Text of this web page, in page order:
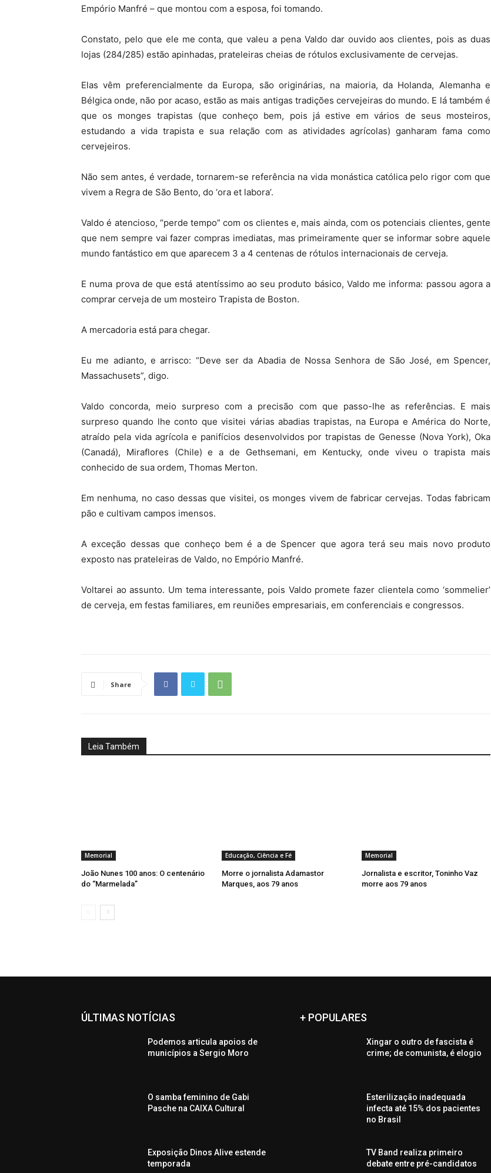
Empório Manfré – que montou com a esposa, foi tomando.
Constato, pelo que ele me conta, que valeu a pena Valdo dar ouvido aos clientes, pois as duas
lojas (284/285) estão apinhadas, prateleiras cheias de rótulos exclusivamente de cervejas.
Elas vêm preferencialmente da Europa, são originárias, na maioria, da Holanda, Alemanha e
Bélgica onde, não por acaso, estão as mais antigas tradições cervejeiras do mundo. E lá também é
que os monges trapistas (que conheço bem, pois já estive em vários de seus mosteiros,
estudando a vida trapista e sua relação com as atividades agrícolas) ganharam fama como
cervejeiros.
Não sem antes, é verdade, tornarem-se referência na vida monástica católica pelo rigor com que
vivem a Regra de São Bento, do ‘ora et labora’.
Valdo é atencioso, “perde tempo” com os clientes e, mais ainda, com os potenciais clientes, gente
que nem sempre vai fazer compras imediatas, mas primeiramente quer se informar sobre aquele
mundo fantástico em que aparecem 3 a 4 centenas de rótulos internacionais de cerveja.
E numa prova de que está atentíssimo ao seu produto básico, Valdo me informa: passou agora a
comprar cerveja de um mosteiro Trapista de Boston.
A mercadoria está para chegar.
Eu me adianto, e arrisco: “Deve ser da Abadia de Nossa Senhora de São José, em Spencer,
Massachusets”, digo.
Valdo concorda, meio surpreso com a precisão com que passo-lhe as referências. E mais
surpreso quando lhe conto que visitei várias abadias trapistas, na Europa e América do Norte,
atraído pela vida agrícola e panifícios desenvolvidos por trapistas de Genesse (Nova York), Oka
(Canadá), Miraflores (Chile) e a de Gethsemani, em Kentucky, onde viveu o trapista mais
conhecido de sua ordem, Thomas Merton.
Em nenhuma, no caso dessas que visitei, os monges vivem de fabricar cervejas. Todas fabricam
pão e cultivam campos imensos.
A exceção dessas que conheço bem é a de Spencer que agora terá seu mais novo produto
exposto nas prateleiras de Valdo, no Empório Manfré.
Voltarei ao assunto. Um tema interessante, pois Valdo promete fazer clientela como ‘sommelier’
de cerveja, em festas familiares, em reuniões empresariais, em conferenciais e congressos.
Share
Leia Também
Memorial
João Nunes 100 anos: O centenário
do “Marmelada”
Educação, Ciência e Fé
Morre o jornalista Adamastor
Marques, aos 79 anos
Memorial
Jornalista e escritor, Toninho Vaz
morre aos 79 anos
ÚLTIMAS NOTÍCIAS
Podemos articula apoios de
municípios a Sergio Moro
O samba feminino de Gabi
Pasche na CAIXA Cultural
Exposição Dinos Alive estende
temporada
+ POPULARES
Xingar o outro de fascista é
crime; de comunista, é elogio
Esterilização inadequada
infecta até 15% dos pacientes
no Brasil
TV Band realiza primeiro
debate entre pré-candidatos